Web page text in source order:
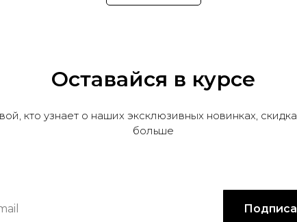
Оставайся в курсе
кто узнает о наших эксклюзивных новинках,
больше